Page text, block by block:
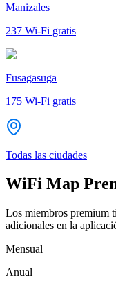
Manizales
237 Wi-Fi gratis
Fusagasuga
175 Wi-Fi gratis
Todas las ciudades
WiFi Map
Los miembros premium
adicionales en la
Mensual
Anual